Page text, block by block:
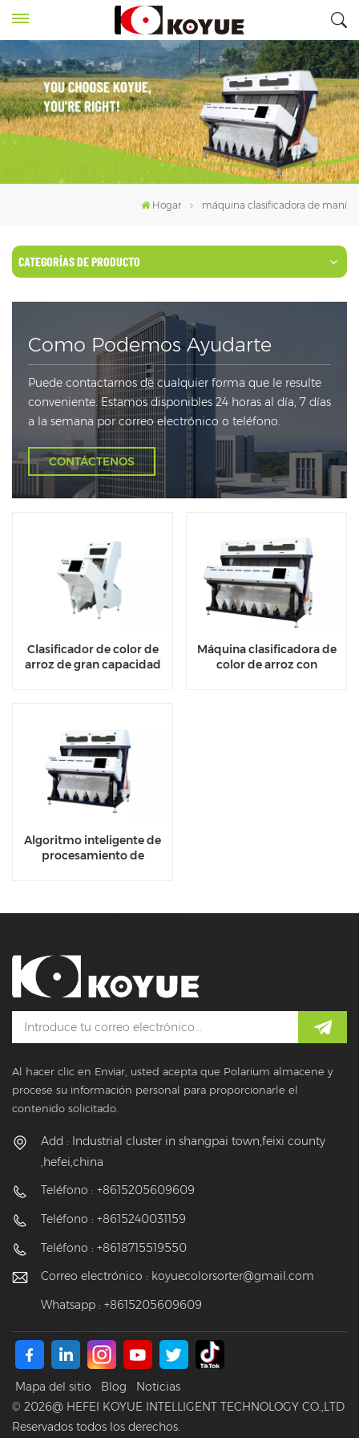
Hogar máquina clasificadora de maní
CATEGORÍAS DE PRODUCTO
Como Podemos Ayudarte
Puede contactarnos de cualquier forma que le resulte
conveniente. Estamos disponibles 24 horas al día, 7 días
a la semana por correo electrónico o teléfono.
CONTÁCTENOS
Clasificador de color de
arroz de gran capacidad
Máquina clasificadora de
color de arroz con
Algoritmo inteligente de
procesamiento de
Al hacer clic en Enviar, usted acepta que Polarium almacene y
procese su información personal para proporcionarle el
contenido solicitado.
Add : Industrial cluster in shangpai town,feixi county
,hefei,china
Teléfono : +8615205609609
Teléfono : +8615240031159
Teléfono : +8618715519550
Correo electrónico : koyuecolorsorter@gmail.com
Whatsapp : +8615205609609
Mapa del sitio Blog
Noticias
© 2026@ HEFEI KOYUE INTELLIGENT TECHNOLOGY CO.,LTD
Reservados todos los derechos.